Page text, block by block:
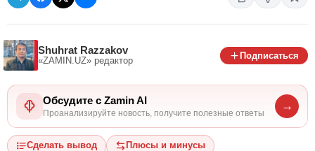
Shuhrat Razzakov
«ZAMIN.UZ» редактор
Подписаться
Обсудите с Zamin AI
Проанализируйте новость, получите полезные ответы
→
Сделать вывод Плюсы и минусы